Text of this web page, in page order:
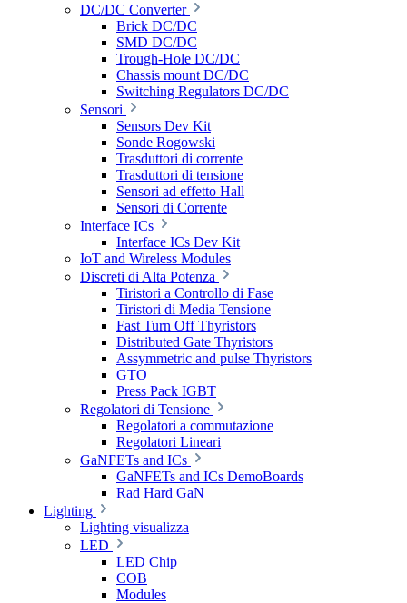
DC/DC Converter
Brick DC/DC
SMD DC/DC
Trough-Hole DC/DC
Chassis mount DC/DC
Switching Regulators DC/DC
Sensori
Sensors Dev Kit
Sonde Rogowski
Trasduttori di corrente
Trasduttori di tensione
Sensori ad effetto Hall
Sensori di Corrente
Interface ICs
Interface ICs Dev Kit
IoT and Wireless Modules
Discreti di Alta Potenza
Tiristori a Controllo di Fase
Tiristori di Media Tensione
Fast Turn Off Thyristors
Distributed Gate Thyristors
Assymmetric and pulse Thyristors
GTO
Press Pack IGBT
Regolatori di Tensione
Regolatori a commutazione
Regolatori Lineari
GaNFETs and ICs
GaNFETs and ICs DemoBoards
Rad Hard GaN
Lighting
Lighting visualizza
LED
LED Chip
COB
Modules